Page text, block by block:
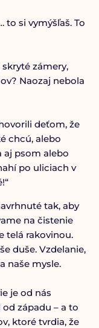
to si vymýšľaš. To
skryté zámery,
Naozaj nebola
deťom, že
chcú, alebo
aj psom alebo
po uliciach v
tak, aby
na čistenie
telá rakovinou.
duše. Vzdelanie,
naše mysle.
je od nás
západu – a to
ktoré tvrdia, že